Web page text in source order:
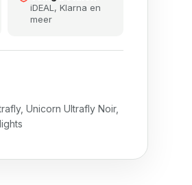
iDEAL, Klarna en
meer
,Unicorn Ultrafly Noir,